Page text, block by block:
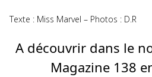
Texte : Miss Marvel – Photos : D.R
A découvrir dans le
Magazine 138